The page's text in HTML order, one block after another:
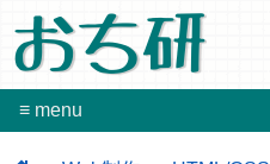
おち研
≡ menu